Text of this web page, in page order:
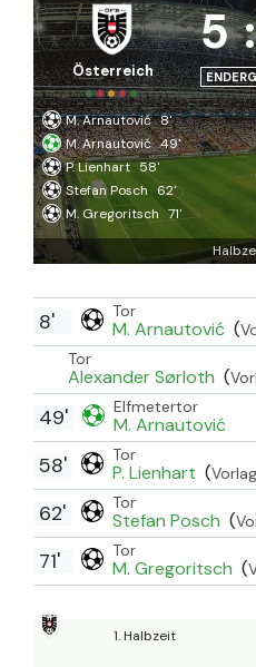
Österreich
5 :
M. Arnautović 8'
M. Arnautović 49'
P. Lienhart 58'
Stefan Posch
62'
M. Gregoritsch 71'
Tor
M. Arnautović (
8'
Tor
Alexander Sørloth (
Elfmetertor
M. Arnautović
49'
Tor
P. Lienhart (
58'
Tor
Stefan Posch (
62'
Tor
M. Gregoritsch (
71'
1. Halbzeit